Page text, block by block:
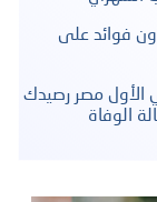
تصل إلى 55 يومًا بدون فوائد على
الأول مصر رصيدك